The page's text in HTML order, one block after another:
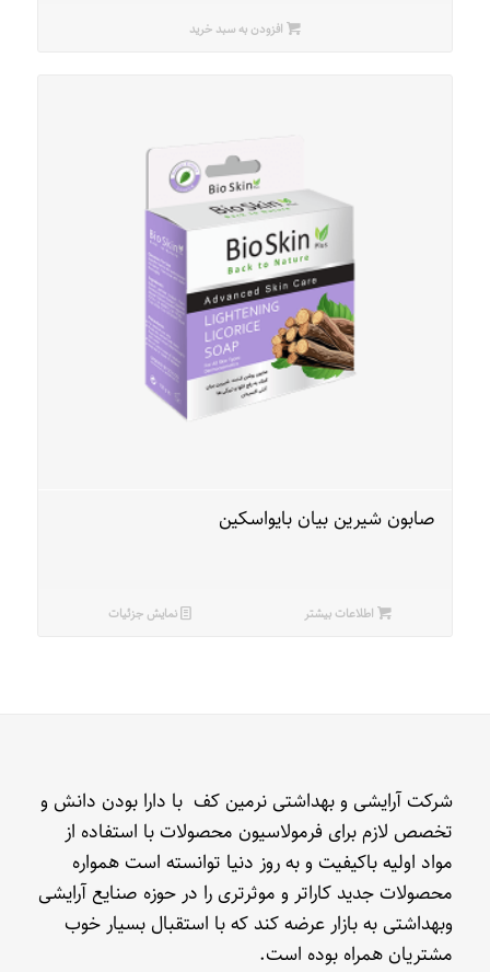
افزودن به سبد خرید
صابون شیرین بیان بایواسکین
اطلاعات بیشتر نمایش جزئیات
شرکت آرایشی و بهداشتی نرمین کف با دارا بودن دانش و
تخصص لازم برای فرمولاسیون محصولات با استفاده از
مواد اولیه باکیفیت و به روز دنیا توانسته است همواره
محصولات جدید کاراتر و موثرتری را در حوزه صنایع آرایشی
وبهداشتی به بازار عرضه کند که با استقبال بسیار خوب
مشتریان همراه بوده است.